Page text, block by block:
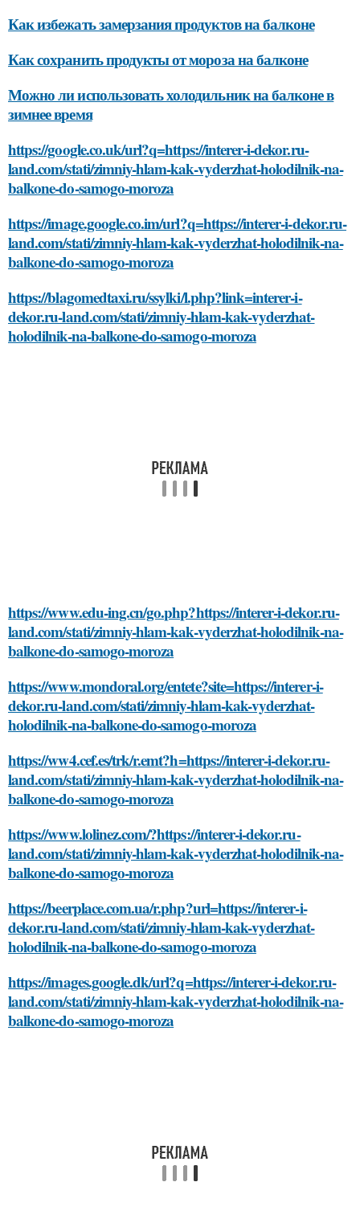
Как избежать замерзания продуктов на балконе
Как сохранить продукты от мороза на балконе
Можно ли использовать холодильник на балконе в
зимнее время
https://google.co.uk/url?q=https://interer-i-dekor.ru-
land.com/stati/zimniy-hlam-kak-vyderzhat-holodilnik-na-
balkone-do-samogo-moroza
https://image.google.co.im/url?q=https://interer-i-dekor.ru-
land.com/stati/zimniy-hlam-kak-vyderzhat-holodilnik-na-
balkone-do-samogo-moroza
https://blagomedtaxi.ru/ssylki/l.php?link=interer-i-
dekor.ru-land.com/stati/zimniy-hlam-kak-vyderzhat-
holodilnik-na-balkone-do-samogo-moroza
https://www.edu-ing.cn/go.php?https://interer-i-dekor.ru-
land.com/stati/zimniy-hlam-kak-vyderzhat-holodilnik-na-
balkone-do-samogo-moroza
https://www.mondoral.org/entete?site=https://interer-i-
dekor.ru-land.com/stati/zimniy-hlam-kak-vyderzhat-
holodilnik-na-balkone-do-samogo-moroza
https://ww4.cef.es/trk/r.emt?h=https://interer-i-dekor.ru-
land.com/stati/zimniy-hlam-kak-vyderzhat-holodilnik-na-
balkone-do-samogo-moroza
https://www.lolinez.com/?https://interer-i-dekor.ru-
land.com/stati/zimniy-hlam-kak-vyderzhat-holodilnik-na-
balkone-do-samogo-moroza
https://beerplace.com.ua/r.php?url=https://interer-i-
dekor.ru-land.com/stati/zimniy-hlam-kak-vyderzhat-
holodilnik-na-balkone-do-samogo-moroza
https://images.google.dk/url?q=https://interer-i-dekor.ru-
land.com/stati/zimniy-hlam-kak-vyderzhat-holodilnik-na-
balkone-do-samogo-moroza